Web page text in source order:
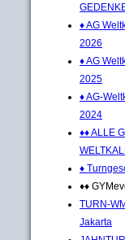
♦ AG
2026
♦ AG
2025
♦ AG-
2024
♦♦ ALLE
♦
♦♦
TURN-
Jakarta